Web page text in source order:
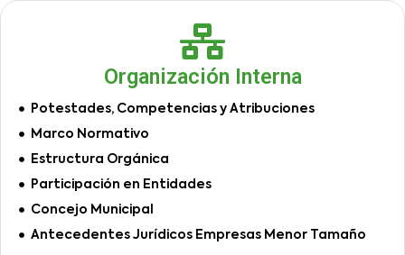
Organización Interna
Potestades, Competencias y Atribuciones
Marco Normativo
Estructura Orgánica
Participación en Entidades
Concejo Municipal
Antecedentes Jurídicos Empresas Menor Tamaño